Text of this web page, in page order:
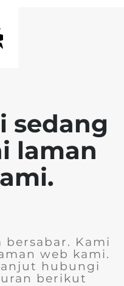
sedang
laman
bersabar. Kami
web kami.
hubungi
berikut